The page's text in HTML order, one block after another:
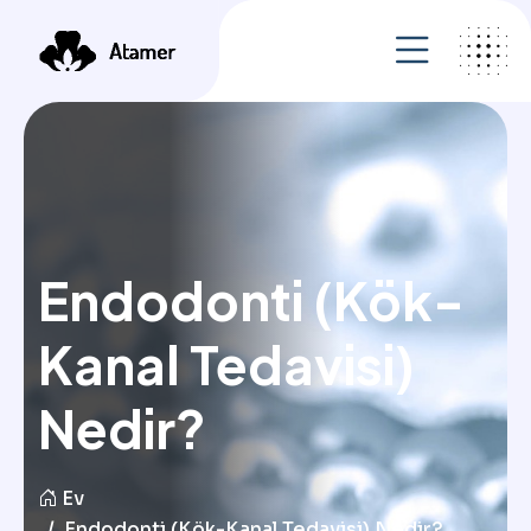
Endodonti (Kök-
Kanal Tedavisi)
Nedir?
Ev